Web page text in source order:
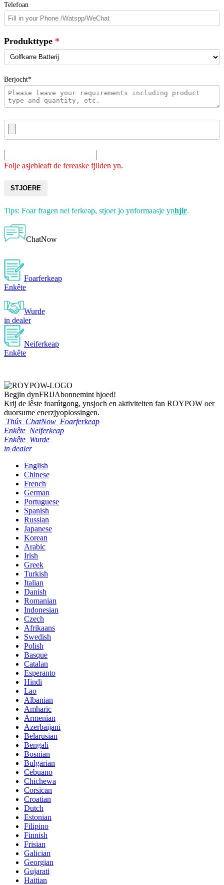
Telefoan
Produkttype
Berjocht*
Folje asjebleaft de fereaske fjilden yn.
STJOERE
Tips: Foar fragen nei ferkeap, stjoer jo ynformaasje ynhjir.
ChatNow
Foarferkeap
Enkête
Wurde
in dealer
Neiferkeap
Enkête
Begjin dynFRIJAbonnemint hjoed!
Krij de lêste foarútgong, ynsjoch en aktiviteiten fan ROYPOW oer
duorsume enerzjyoplossingen.
Thús ChatNow Foarferkeap
Enkête Neiferkeap
Enkête Wurde
in dealer
English
Chinese
French
German
Portuguese
Spanish
Russian
Japanese
Korean
Arabic
Irish
Greek
Turkish
Italian
Danish
Romanian
Indonesian
Czech
Afrikaans
Swedish
Polish
Basque
Catalan
Esperanto
Hindi
Lao
Albanian
Amharic
Armenian
Azerbaijani
Belarusian
Bengali
Bosnian
Bulgarian
Cebuano
Chichewa
Corsican
Croatian
Dutch
Estonian
Filipino
Finnish
Frisian
Galician
Georgian
Gujarati
Haitian